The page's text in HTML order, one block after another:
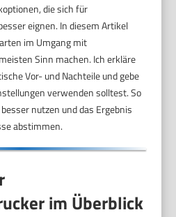
die sich für
eignen. In diesem Artikel
im Umgang mit
Sinn machen. Ich erkläre
Vor- und Nachteile und gebe
verwenden solltest. So
nutzen und das Ergebnis
abstimmen.
im Überblick